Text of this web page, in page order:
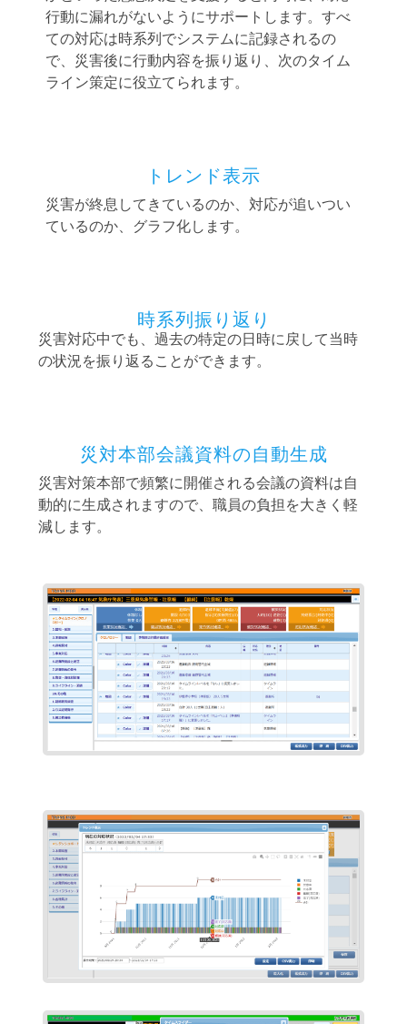
行動に漏れがないようにサポートします。すべ
ての対応は時系列でシステムに記録されるの
で、災害後に行動内容を振り返り、次のタイム
ライン策定に役立てられます。
トレンド表示
災害が終息してきているのか、対応が追いつい
ているのか、グラフ化します。
時系列振り返り
災害対応中でも、過去の特定の日時に戻して当時
の状況を振り返ることができます。
災対本部会議資料の自動生成
災害対策本部で頻繁に開催される会議の資料は自
動的に生成されますので、職員の負担を大きく軽
減します。